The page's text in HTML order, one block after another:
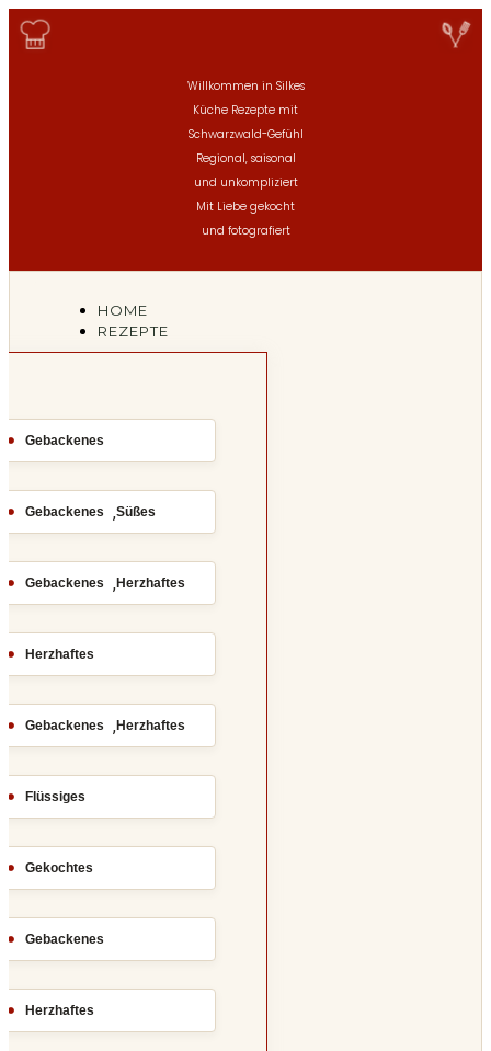
Willkommen in Silkes
Küche Rezepte mit
Schwarzwald-Gefühl
Regional, saisonal
und unkompliziert
Mit Liebe gekocht
und fotografiert
HOME
REZEPTE
Gebackenes
Gebackenes ,Süßes
Gebackenes ,Herzhaftes
Herzhaftes
Gebackenes ,Herzhaftes
Flüssiges
Gekochtes
Gebackenes
Herzhaftes